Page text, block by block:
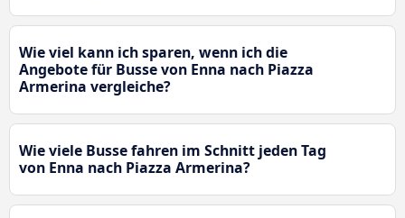
Wie viel kann ich sparen, wenn ich die
Angebote für Busse von Enna nach Piazza
Armerina vergleiche?
Wie viele Busse fahren im Schnitt jeden Tag
von Enna nach Piazza Armerina?